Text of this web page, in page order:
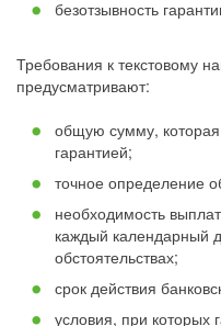
безотзывность
Требования к текстовому
предусматривают:
общую сумму,
гарантией;
точное определение
необходимость
каждый календарный
обстоятельствах;
срок действия
условия, при которых